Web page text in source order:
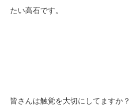
たい高石です。
皆さんは触覚を大切にしてますか？